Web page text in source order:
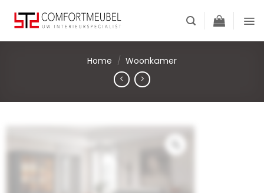
content
Home / Woonkamer